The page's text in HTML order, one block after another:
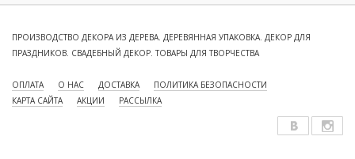
ПРОИЗВОДСТВО ДЕКОРА ИЗ ДЕРЕВА. ДЕРЕВЯННАЯ УПАКОВКА. ДЕКОР ДЛЯ
ПРАЗДНИКОВ. СВАДЕБНЫЙ ДЕКОР. ТОВАРЫ ДЛЯ ТВОРЧЕСТВА
ОПЛАТА О НАС ДОСТАВКА
ПОЛИТИКА БЕЗОПАСНОСТИ
КАРТА САЙТА
АКЦИИ РАССЫЛКА